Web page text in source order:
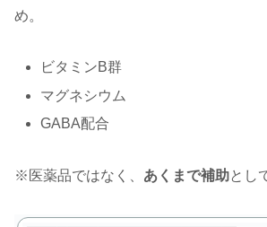
め。
ビタミンB群
マグネシウム
GABA配合
※医薬品ではなく、 あくまで補助とし